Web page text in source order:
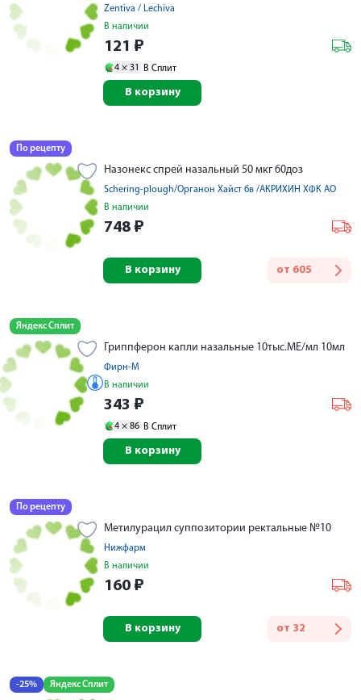
Zentiva / Lechiva
В наличии
121 ₽
4 × 31 В Сплит
В корзину
По рецепту
Назонекс спрей назальный 50 мкг 60доз
Schering-plough/Органон Хайст бв /АКРИХИН ХФК АО
В наличии
748 ₽
от 605
В корзину
Яндекс Сплит
Гриппферон капли назальные 10тыс.МЕ/мл 10мл
Фирн-М
В наличии
343 ₽
4 × 86 В Сплит
В корзину
По рецепту
Метилурацил суппозитории ректальные №10
Нижфарм
В наличии
160 ₽
от 32
В корзину
-25% Яндекс Сплит